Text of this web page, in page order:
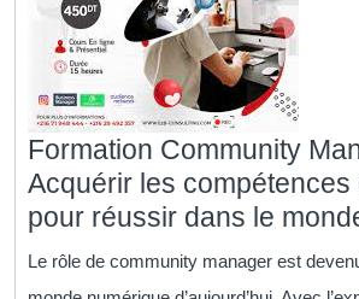
Formation Community
Acquérir les compétences
pour réussir dans le
Le rôle de community manager est